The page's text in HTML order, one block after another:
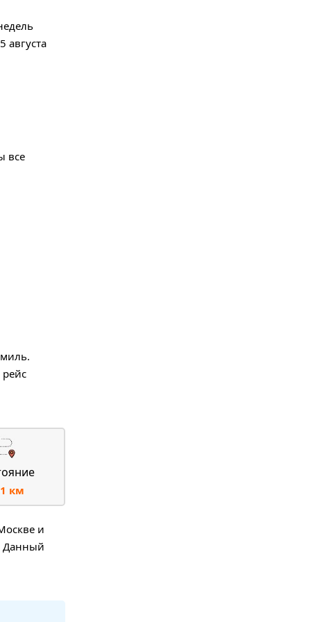
августа
все
км
и
Данный